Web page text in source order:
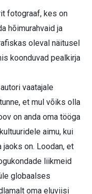
fotograaf, kes on
hõimurahvaid ja
oleval näitusel
koonduvad pealkirja
vaatajale
et mul võiks olla
on anda oma tööga
aimu, kui
on. Loodan, et
liikmeid
globaalses
oma eluviisi